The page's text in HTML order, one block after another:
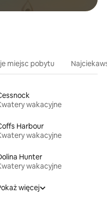
miejsc pobytu
wakacyjne
Harbour
wakacyjne
Hunter
wakacyjne
więcej